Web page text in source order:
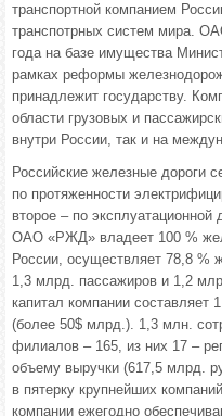
транспортной компанием
транспотрных систем мира.
года на базе имущества
рамках реформы
принадлежит государству.
области грузовых и
внутри России, так и на
Российские железные дороги
по протяженности
второе – по
ОАО «РЖД» владеет 100 %
России, осуществляет 78,8 %
1,3 млрд. пассажиров и 1,2
капитал компании
(более 50$ млрд.). 1,3 млн.
филиалов – 165, из них 17 –
объему выручки (617,5 млрд.
в пятерку крупнейших
компании ежегодно